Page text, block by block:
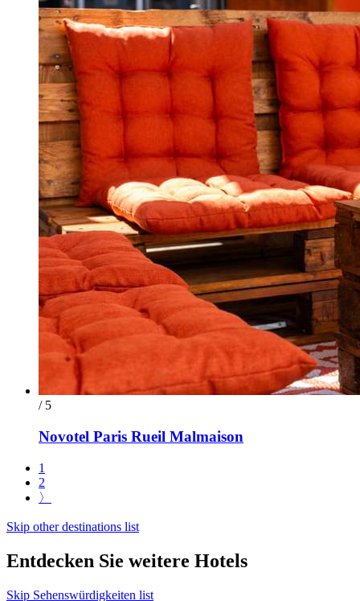
/ 5
Novotel Paris Rueil Malmaison
1
2
〉
Skip other destinations list
Entdecken Sie weitere Hotels
Skip Sehenswürdigkeiten list